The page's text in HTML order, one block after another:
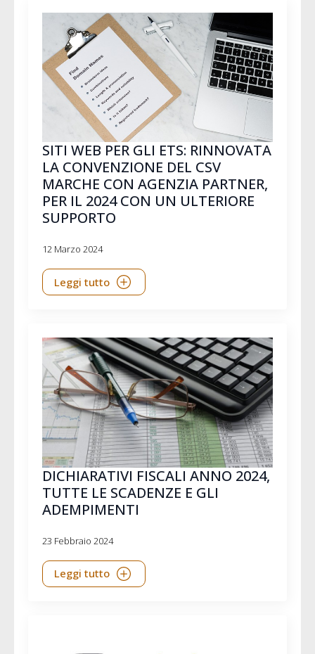
SITI WEB PER GLI ETS: RINNOVATA
LA CONVENZIONE DEL CSV
MARCHE CON AGENZIA PARTNER,
PER IL 2024 CON UN ULTERIORE
SUPPORTO
12 Marzo 2024
Leggi tutto
DICHIARATIVI FISCALI ANNO 2024,
TUTTE LE SCADENZE E GLI
ADEMPIMENTI
23 Febbraio 2024
Leggi tutto